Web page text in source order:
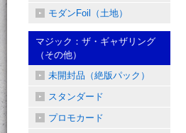
モダンFoil（土地）
マジック：ザ・ギャザリング
（その他）
未開封品（絶版パック）
スタンダード
プロモカード